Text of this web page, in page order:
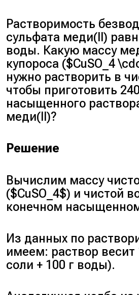
Растворимость
сульфата меди(II)
воды. Какую массу
купороса ($CuSO_4
нужно растворить в
чтобы приготовить
насыщенного
меди(II)?
Решение
Вычислим массу
($CuSO_4$) и чистой
конечном
Из данных по
имеем: раствор весит
соли + 100 г воды).